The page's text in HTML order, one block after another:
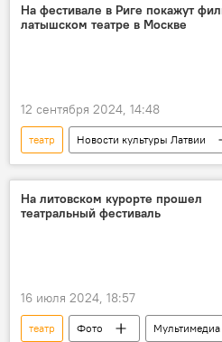
На фестивале в Риге покажут
латышском театре в Москве
12 сентября 2024, 14:48
театр
Новости культуры Латвии
"Балтийская жемчужина"
На литовском курорте прошел
театральный фестиваль
16 июля 2024, 18:57
театр Фото Мультимедиа